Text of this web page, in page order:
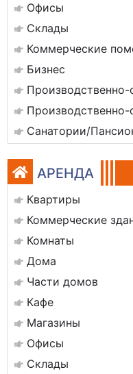
Офисы
Склады
Коммерческие
Бизнес
Производственно-
Санатории/
АРЕНДА
Квартиры
Коммерческие
Комнаты
Дома
Части домов
Кафе
Магазины
Офисы
Склады